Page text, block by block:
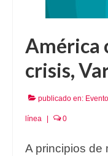
América
crisis,
publicado en:
línea 0
A principios de